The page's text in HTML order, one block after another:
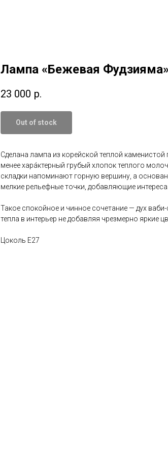
Лампа «Бежевая Фудзияма»
23 000 р.
Out of stock
Сделана лампа из корейской теплой каменистой
менее харáктерный грубый хлопок теплого
складки напоминают горную вершину, а
мелкие рельефные точки, добавляющие интереса.
Такое спокойное и чинное сочетание — дух
тепла в интерьер не добавляя чрезмерно яркие
Цоколь Е27